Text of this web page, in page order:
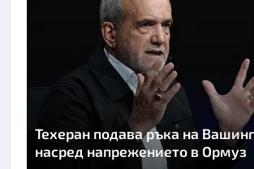
Техеран подава ръка на
насред напрежението в Ормуз